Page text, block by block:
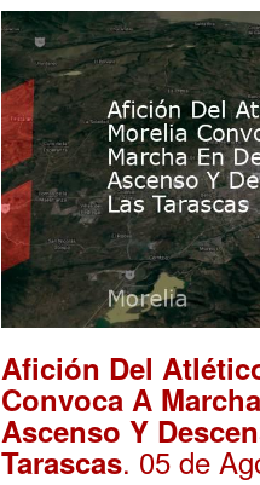
Afición Del
Convoca A
Ascenso Y
Tarascas. 05 de